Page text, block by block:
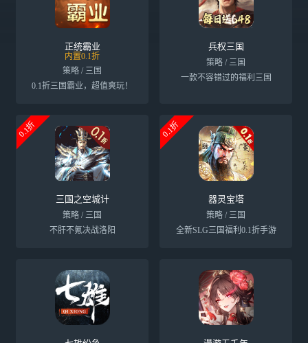
正统霸业
内置0.1折
策略 / 三国
0.1折三国霸业，超值爽玩！
兵权三国
策略 / 三国
一款不容错过的福利三国
0.1折
三国之空城计
策略 / 三国
不肝不氪决战洛阳
0.1折
器灵宝塔
策略 / 三国
全新SLG三国福利0.1折手游